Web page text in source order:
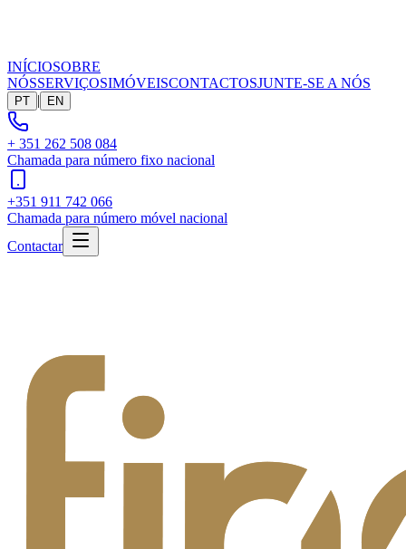
INÍCIOSOBRE
NÓSSERVIÇOSIMÓVEISCONTACTOSJUNTE-SE A NÓS
PT | EN
+ 351 262 508 084
Chamada para número fixo nacional
+351 911 742 066
Chamada para número móvel nacional
Contactar